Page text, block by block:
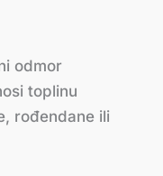
odmor
toplinu
rođendane ili